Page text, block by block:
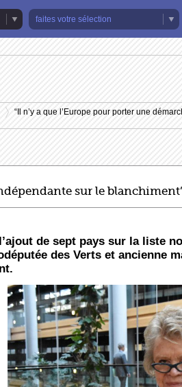
faites votre sélection
“Il n’y a que l’Europe pour porter une
sur le
de sept pays sur la liste
des Verts et ancienne